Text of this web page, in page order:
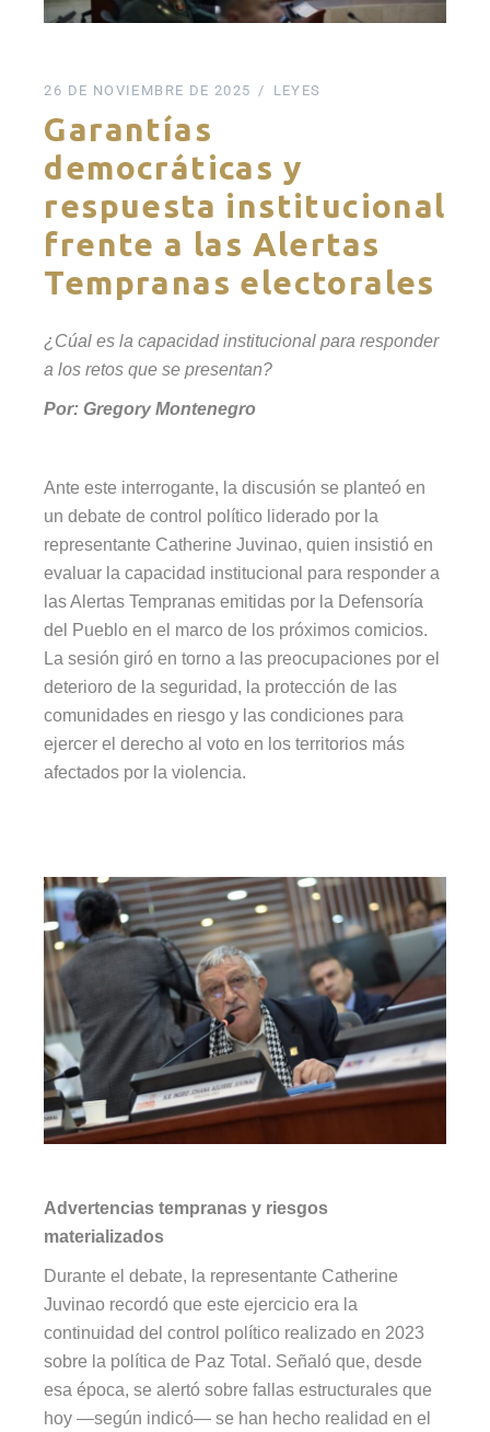
26 DE NOVIEMBRE DE 2025 LEYES
Garantías
democráticas y
respuesta institucional
frente a las Alertas
Tempranas electorales
¿Cúal es la capacidad institucional para responder
a los retos que se presentan?
Por: Gregory Montenegro
Ante este interrogante, la discusión se planteó en
un debate de control político liderado por la
representante Catherine Juvinao, quien insistió en
evaluar la capacidad institucional para responder a
las Alertas Tempranas emitidas por la Defensoría
del Pueblo en el marco de los próximos comicios.
La sesión giró en torno a las preocupaciones por el
deterioro de la seguridad, la protección de las
comunidades en riesgo y las condiciones para
ejercer el derecho al voto en los territorios más
afectados por la violencia.
Advertencias tempranas y riesgos
materializados
Durante el debate, la representante Catherine
Juvinao recordó que este ejercicio era la
continuidad del control político realizado en 2023
sobre la política de Paz Total. Señaló que, desde
esa época, se alertó sobre fallas estructurales que
hoy —según indicó— se han hecho realidad en el